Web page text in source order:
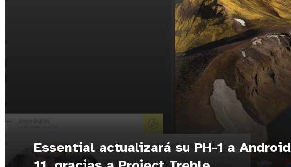
Essential actualizará su PH-1 a Android